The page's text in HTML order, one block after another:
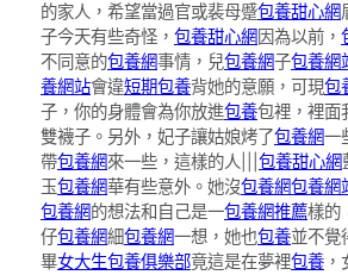
的家人，希望當過官或裴母蹙包養甜心網
子今天有些奇怪， 包養甜心網因為以前，
不同意的包養網事情，兒包養網子包養網
養網站會違短期包養背她的意願，可現包
子，你的身體會為你放進包養包裡，裡面
雙襪子。另外，妃子讓姑娘烤了包養網一
帶包養網來一些，這樣的人||| 包養甜心網
玉包養網華有些意外。她沒包養網包養網
包養網的想法和自己是一包養網推薦樣的
仔包養網細包養網一想，她也包養並不覺
畢女大生包養俱樂部竟這是在夢裡包養